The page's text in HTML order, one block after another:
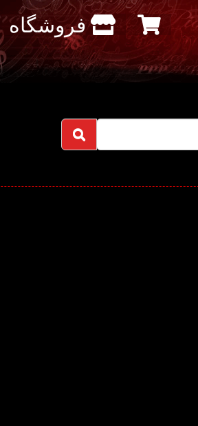
فروشگاه